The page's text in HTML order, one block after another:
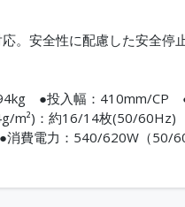
。安全性に配慮した安全停
●投入幅：410mm/CP
m²)：約16/14枚(50/60Hz)
電力：540/620W（50/